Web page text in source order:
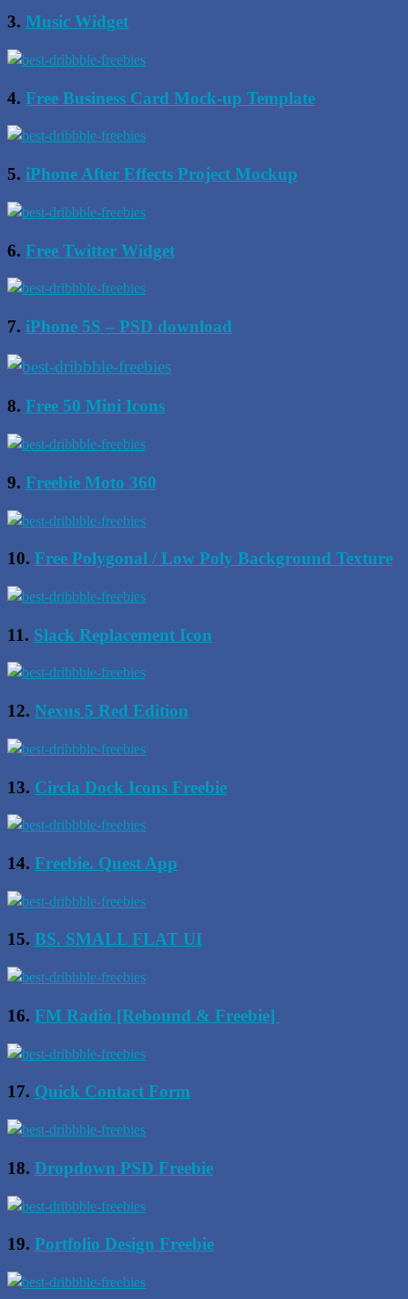
3. Music Widget
4. Free Business Card Mock-up Template
5. iPhone After Effects Project Mockup
6. Free Twitter Widget
7. iPhone 5S – PSD download
8. Free 50 Mini Icons
9. Freebie Moto 360
10. Free Polygonal / Low Poly Background Texture
11. Slack Replacement Icon
12. Nexus 5 Red Edition
13. Circla Dock Icons Freebie
14. Freebie. Quest App
15. BS. SMALL FLAT UI
16. FM Radio [Rebound & Freebie]
17. Quick Contact Form
18. Dropdown PSD Freebie
19. Portfolio Design Freebie